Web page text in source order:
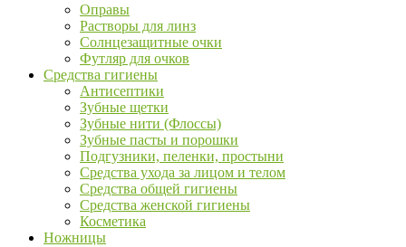
Оправы
Растворы для линз
Солнцезащитные очки
Футляр для очков
Средства гигиены
Антисептики
Зубные щетки
Зубные нити (Флоссы)
Зубные пасты и порошки
Подгузники, пеленки, простыни
Средства ухода за лицом и телом
Средства общей гигиены
Средства женской гигиены
Косметика
Ножницы